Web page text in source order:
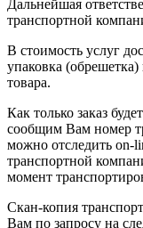
Дальнейшая
транспортной
В стоимость услуг
упаковка
товара.
Как только заказ
сообщим Вам номер
можно отследить on-
транспортной
момент
Скан-копия
Вам по запросу на